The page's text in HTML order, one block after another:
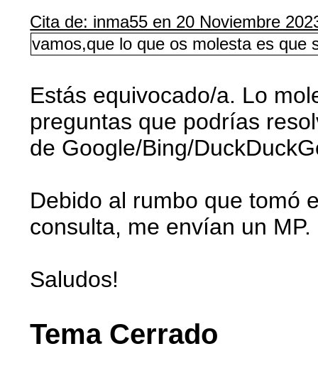
Cita de: inma55 en 20 Noviembre
vamos,que lo que os molesta es que
Estás equivocado/a. Lo
preguntas que podrías
de Google/Bing/
Debido al rumbo que tomó
consulta, me envían un MP.
Saludos!
Tema Cerrado